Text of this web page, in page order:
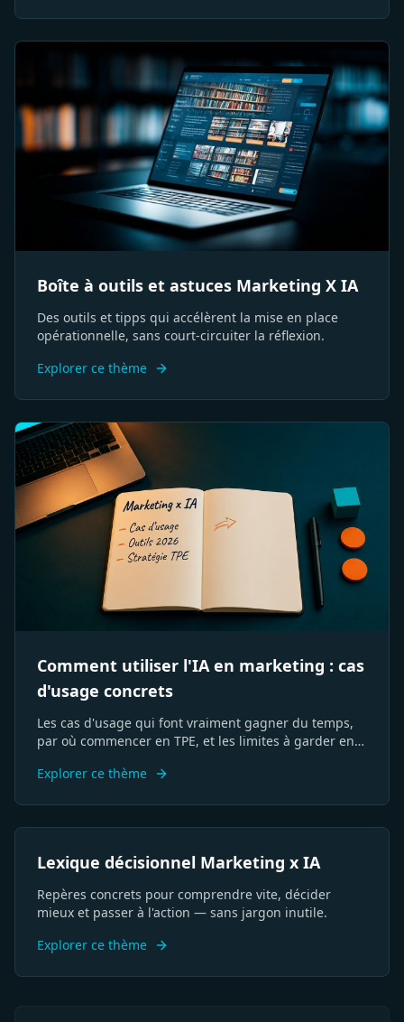
Boîte à outils et astuces Marketing X IA
Des outils et tipps qui accélèrent la mise en place
opérationnelle, sans court-circuiter la réflexion.
Explorer ce thème
Comment utiliser l'IA en marketing : cas
d'usage concrets
Les cas d'usage qui font vraiment gagner du temps,
par où commencer en TPE, et les limites à garder en
Explorer ce thème
CTA
Acquisition
KPI ROI
Visibilité GEO Stratégie IA
Parcours Conversion
Branding Différenciation
Lexique décisionnel Marketing x IA
Repères concrets pour comprendre vite, décider
mieux et passer à l'action — sans jargon inutile.
Explorer ce thème